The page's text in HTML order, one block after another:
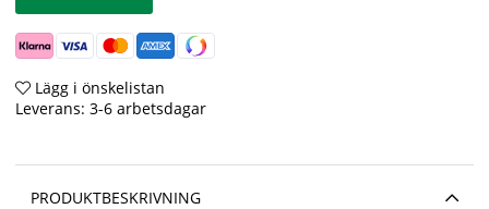
Lägg i önskelistan
Leverans: 3-6 arbetsdagar
PRODUKTBESKRIVNING